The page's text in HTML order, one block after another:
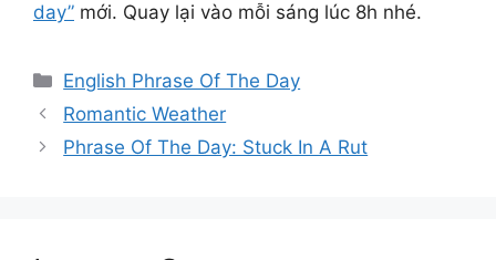
day” mới. Quay lại vào mỗi sáng lúc 8h nhé.
Categories
English Phrase Of The Day
Romantic Weather
Phrase Of The Day: Stuck In A Rut